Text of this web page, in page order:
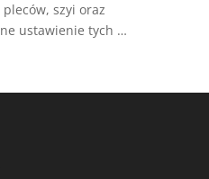
szyi oraz
ustawienie tych …